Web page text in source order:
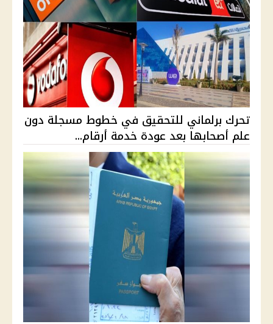
تحرك برلماني للتحقيق في خطوط مسجلة دون
علم أصحابها بعد عودة خدمة أرقام...